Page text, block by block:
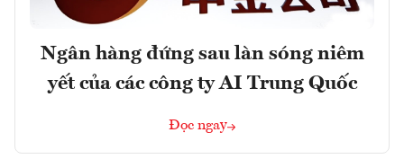
Ngân hàng đứng sau làn sóng niêm
yết của các công ty AI Trung Quốc
Đọc ngay